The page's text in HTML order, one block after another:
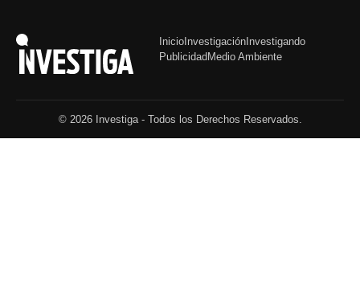
Inicio Investigación Investigando
Publicidad Medio Ambiente
© 2026 Investiga - Todos los Derechos Reservados.